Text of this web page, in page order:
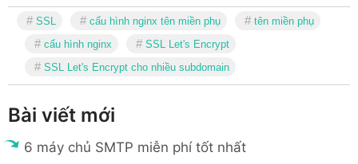
log_not_found off;
}
location = /favicon.ico
log_not_found off;
}
SSL cấu hình nginx tên miền phụ
tên miền phụ
cấu hình nginx
SSL Let's Encrypt
SSL Let's Encrypt cho nhiều subdomain
Bài viết mới
6 máy chủ SMTP miễn phí tốt nhất